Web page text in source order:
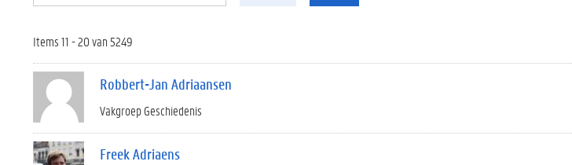
Items 11 - 20 van 5249
Robbert-Jan Adriaansen
Vakgroep Geschiedenis
Freek Adriaens